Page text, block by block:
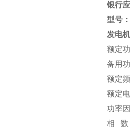
银行
型号：
发电
额定
备用
额定
额定
功率
相 数